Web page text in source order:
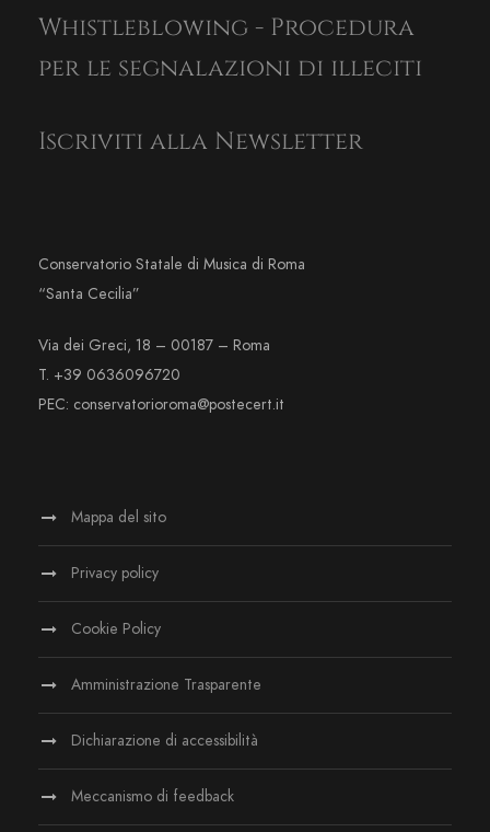
Whistleblowing - Procedura
per le segnalazioni di illeciti
Iscriviti alla Newsletter
Conservatorio Statale di Musica di Roma
“Santa Cecilia”
Via dei Greci, 18 – 00187 – Roma
T. +39 0636096720
PEC: conservatorioroma@postecert.it
Mappa del sito
Privacy policy
Cookie Policy
Amministrazione Trasparente
Dichiarazione di accessibilità
Meccanismo di feedback